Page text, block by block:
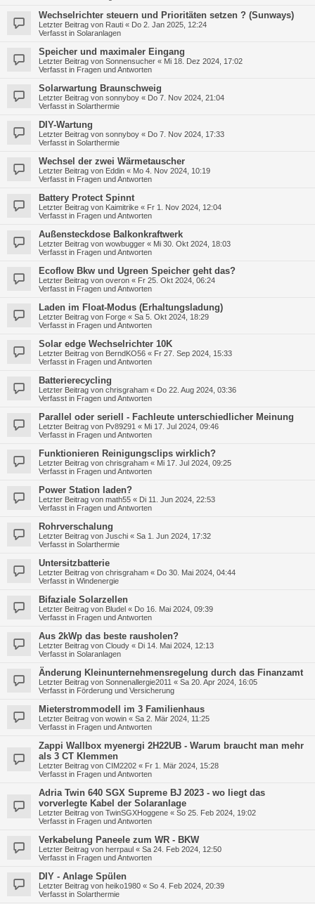
Wechselrichter steuern und Prioritäten setzen ? (Sunways)
Letzter Beitrag von Rauti « Do 2. Jan 2025, 12:24
Verfasst in Solaranlagen
Speicher und maximaler Eingang
Letzter Beitrag von Sonnensucher « Mi 18. Dez 2024, 17:02
Verfasst in Fragen und Antworten
Solarwartung Braunschweig
Letzter Beitrag von sonnyboy « Do 7. Nov 2024, 21:04
Verfasst in Solarthermie
DIY-Wartung
Letzter Beitrag von sonnyboy « Do 7. Nov 2024, 17:33
Verfasst in Solarthermie
Wechsel der zwei Wärmetauscher
Letzter Beitrag von Eddin « Mo 4. Nov 2024, 10:19
Verfasst in Fragen und Antworten
Battery Protect Spinnt
Letzter Beitrag von Kaimitrike « Fr 1. Nov 2024, 12:04
Verfasst in Fragen und Antworten
Außensteckdose Balkonkraftwerk
Letzter Beitrag von wowbugger « Mi 30. Okt 2024, 18:03
Verfasst in Fragen und Antworten
Ecoflow Bkw und Ugreen Speicher geht das?
Letzter Beitrag von overon « Fr 25. Okt 2024, 06:24
Verfasst in Fragen und Antworten
Laden im Float-Modus (Erhaltungsladung)
Letzter Beitrag von Forge « Sa 5. Okt 2024, 18:29
Verfasst in Fragen und Antworten
Solar edge Wechselrichter 10K
Letzter Beitrag von BerndKO56 « Fr 27. Sep 2024, 15:33
Verfasst in Fragen und Antworten
Batterierecycling
Letzter Beitrag von chrisgraham « Do 22. Aug 2024, 03:36
Verfasst in Fragen und Antworten
Parallel oder seriell - Fachleute unterschiedlicher Meinung
Letzter Beitrag von Pv89291 « Mi 17. Jul 2024, 09:46
Verfasst in Fragen und Antworten
Funktionieren Reinigungsclips wirklich?
Letzter Beitrag von chrisgraham « Mi 17. Jul 2024, 09:25
Verfasst in Fragen und Antworten
Power Station laden?
Letzter Beitrag von math55 « Di 11. Jun 2024, 22:53
Verfasst in Fragen und Antworten
Rohrverschalung
Letzter Beitrag von Juschi « Sa 1. Jun 2024, 17:32
Verfasst in Solarthermie
Untersitzbatterie
Letzter Beitrag von chrisgraham « Do 30. Mai 2024, 04:44
Verfasst in Windenergie
Bifaziale Solarzellen
Letzter Beitrag von Bludel « Do 16. Mai 2024, 09:39
Verfasst in Fragen und Antworten
Aus 2kWp das beste rausholen?
Letzter Beitrag von Cloudy « Di 14. Mai 2024, 12:13
Verfasst in Solaranlagen
Änderung Kleinunternehmensregelung durch das Finanzamt
Letzter Beitrag von Sonnenallergie2011 « Sa 20. Apr 2024, 16:05
Verfasst in Förderung und Versicherung
Mieterstrommodell im 3 Familienhaus
Letzter Beitrag von wowin « Sa 2. Mär 2024, 11:25
Verfasst in Fragen und Antworten
Zappi Wallbox myenergi 2H22UB - Warum braucht man mehr
als 3 CT Klemmen
Letzter Beitrag von CIM2202 « Fr 1. Mär 2024, 15:28
Verfasst in Fragen und Antworten
Adria Twin 640 SGX Supreme BJ 2023 - wo liegt das
vorverlegte Kabel der Solaranlage
Letzter Beitrag von TwinSGXHoggene « So 25. Feb 2024, 19:02
Verfasst in Fragen und Antworten
Verkabelung Paneele zum WR - BKW
Letzter Beitrag von herrpaul « Sa 24. Feb 2024, 12:50
Verfasst in Fragen und Antworten
DIY - Anlage Spülen
Letzter Beitrag von heiko1980 « So 4. Feb 2024, 20:39
Verfasst in Solarthermie